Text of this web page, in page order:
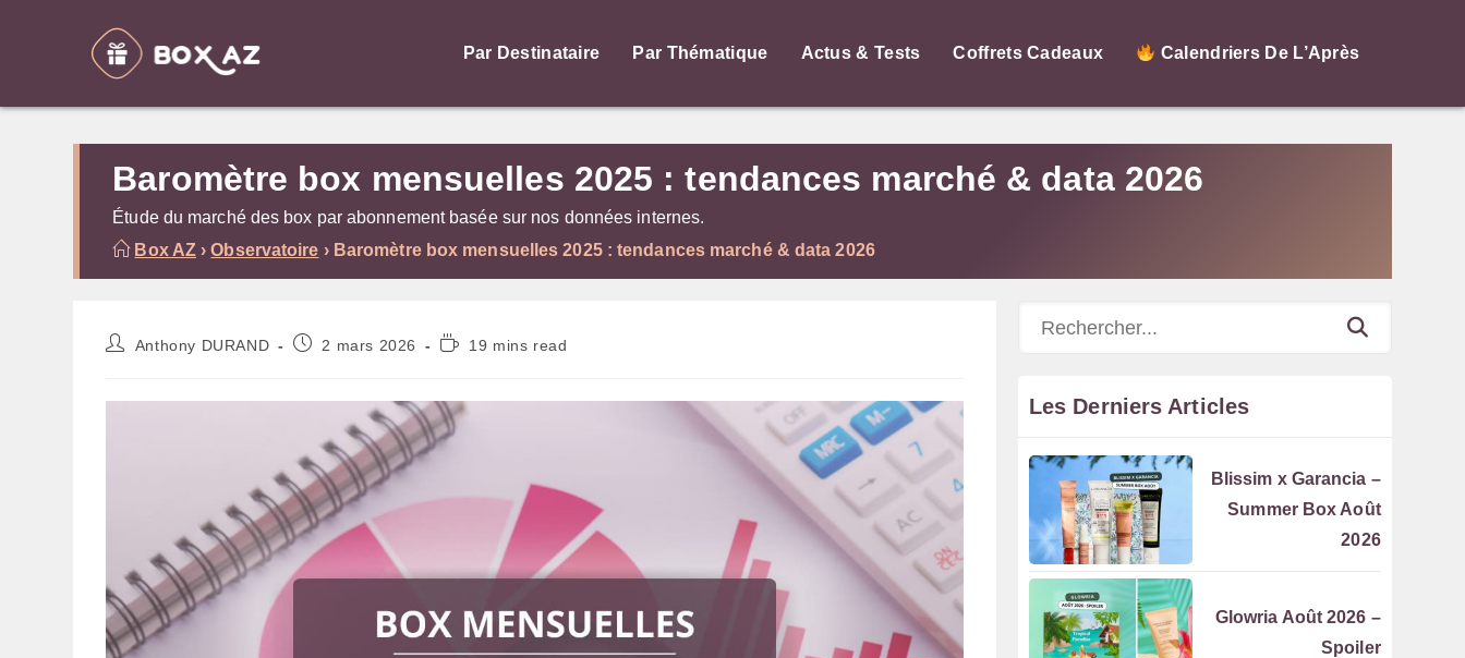
Par Destinataire Par Thématique Actus & Tests Coffrets Cadeaux Calendriers De L’Après
Baromètre box mensuelles 2025 : tendances marché & data 2026
Étude du marché des box par abonnement basée sur nos données internes.
Box AZ ›Observatoire › Baromètre box mensuelles 2025 : tendances marché & data 2026
Auteur/autrice
publication :
Anthony DURAND
Publication
2 mars 2026
Temps19 mins read
Les Derniers Articles
Blissim x Garancia –
Summer Box Août
2026
Glowria Août 2026 –
Spoiler